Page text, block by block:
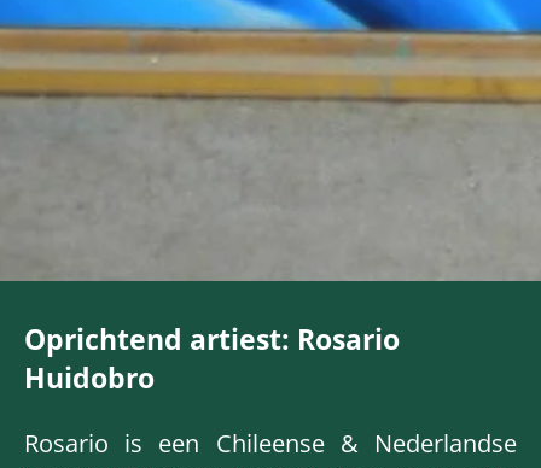
Oprichtend artiest: Rosario
Huidobro
Rosario is een Chileense & Nederlandse